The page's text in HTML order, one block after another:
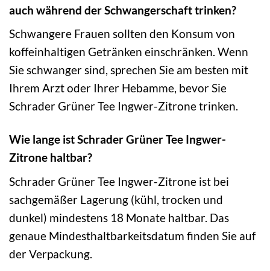
auch während der Schwangerschaft trinken?
Schwangere Frauen sollten den Konsum von
koffeinhaltigen Getränken einschränken. Wenn
Sie schwanger sind, sprechen Sie am besten mit
Ihrem Arzt oder Ihrer Hebamme, bevor Sie
Schrader Grüner Tee Ingwer-Zitrone trinken.
Wie lange ist Schrader Grüner Tee Ingwer-
Zitrone haltbar?
Schrader Grüner Tee Ingwer-Zitrone ist bei
sachgemäßer Lagerung (kühl, trocken und
dunkel) mindestens 18 Monate haltbar. Das
genaue Mindesthaltbarkeitsdatum finden Sie auf
der Verpackung.